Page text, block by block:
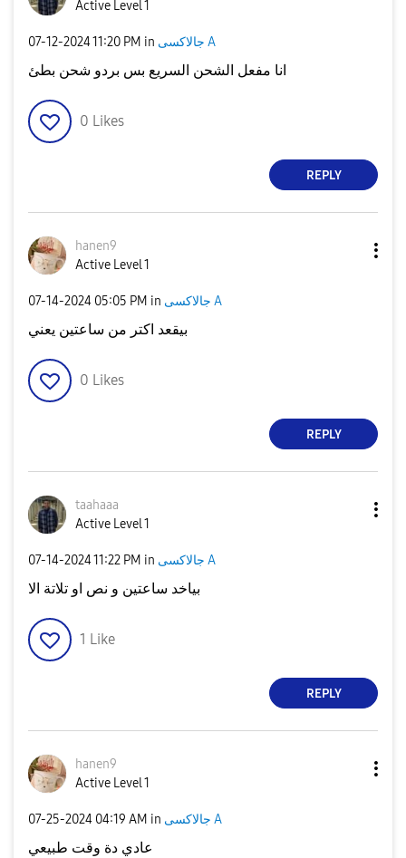
Active Level 1
‎07-12-202411:20 PM in جالاكسى A
انا مفعل الشحن السريع بس بردو شحن بطئ
0 Likes
REPLY
hanen9
Active Level 1
‎07-14-2024 05:05 PM in جالاكسى A
بيقعد اكتر من ساعتين يعني
0 Likes
REPLY
taahaaa
Active Level 1
‎07-14-202411:22 PM in جالاكسى A
بياخد ساعتين و نص او تلاتة الا
1 Like
REPLY
hanen9
Active Level 1
‎07-25-2024 04:19 AM in جالاكسى A
عادي دة وقت طبيعي